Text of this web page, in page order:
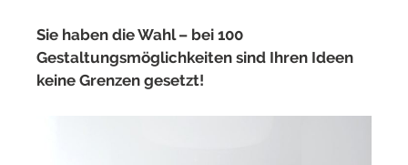
Sie haben die Wahl – bei 100
Gestaltungsmöglichkeiten sind Ihren Ideen
keine Grenzen gesetzt!